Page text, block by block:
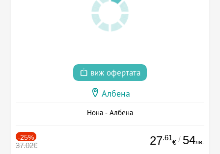
виж офертата
Албена
Нона - Албена
-25%
37.02€ 27.61
€ / 54лв.